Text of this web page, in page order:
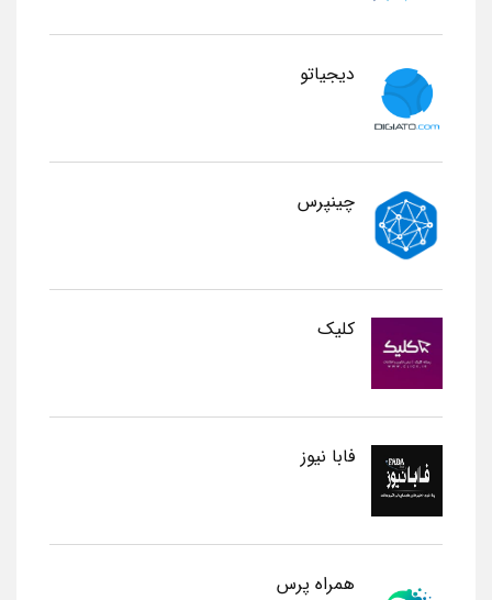
دیجیاتو
چینپرس
کلیک
فابا نیوز
همراه پرس